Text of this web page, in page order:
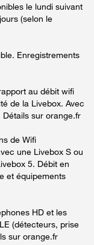
le lundi suivant
(selon le
Enregistrements
au débit wifi
de la Livebox. Avec
sur orange.fr
de Wifi
une Livebox S ou
5. Débit en
et équipements
HD et les
(détecteurs, prise
sur orange.fr